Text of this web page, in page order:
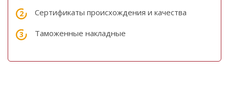
Сертификаты происхождения и качества
Таможенные накладные